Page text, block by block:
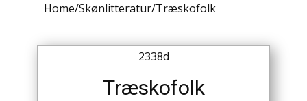
Amerika / USA
Anden Verdenskrig
Antikke / Specielle Bøger
Home/Skønlitteratur/Træskofolk
2338d
Træskofolk